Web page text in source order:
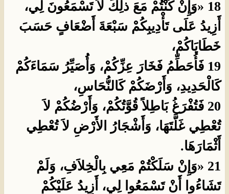
18 «وَإِنْ كُنْتُمْ مَعَ ذلِكَ لاَ تَسْمَعُونَ لِي،
أَزِيدُ عَلَى تَأْدِيبِكُمْ سَبْعَةَ أَضْعَافٍ حَسَبَ
خَطَايَاكُمْ،
19 فَأُحَطِّمُ فَخَارَ عِزِّكُمْ، وَأُصَيِّرُ سَمَاءَكُمْ
كَالْحَدِيدِ، وَأَرْضَكُمْ كَالنُّحَاسِ،
20 فَتُفْرَغُ بَاطِلاً قُوَّتُكُمْ، وَأَرْضُكُمْ لاَ
تُعْطِي غَلَّتَهَا، وَأَشْجَارُ الأَرْضِ لاَ تُعْطِي
أَثْمَارَهَا.
21 «وَإِنْ سَلَكْتُمْ مَعِي بِالْخِلاَفِ، وَلَمْ
تَشَاءُوا أَنْ تَسْمَعُوا لِي، أَزِيدُ عَلَيْكُمْ